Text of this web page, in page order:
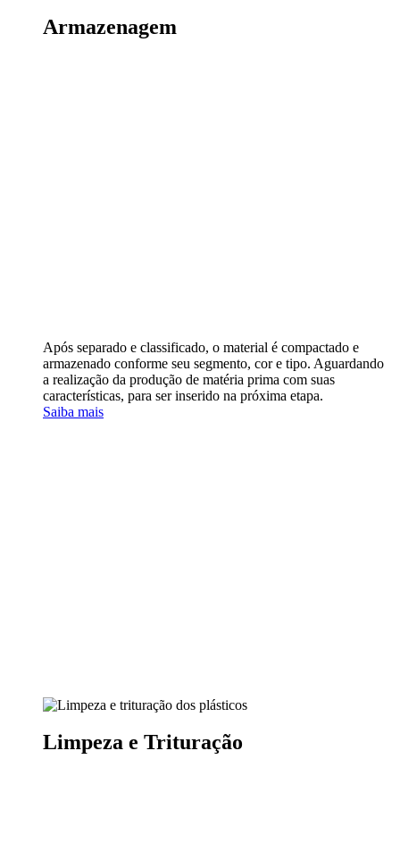
Armazenagem
Após separado e classificado, o material é compactado e
armazenado conforme seu segmento, cor e tipo. Aguardando
a realização da produção de matéria prima com suas
características, para ser inserido na próxima etapa.
Saiba mais
Limpeza e Trituração